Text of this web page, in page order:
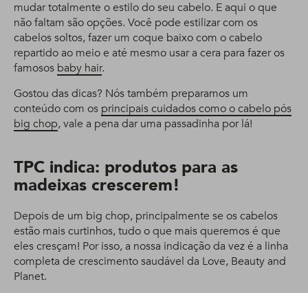
mudar totalmente o estilo do seu cabelo. E aqui o que
não faltam são opções. Você pode estilizar com os
cabelos soltos, fazer um coque baixo com o cabelo
repartido ao meio e até mesmo usar a cera para fazer os
famosos baby hair.
Gostou das dicas? Nós também preparamos um
conteúdo com os principais cuidados como o cabelo pós
big chop, vale a pena dar uma passadinha por lá!
TPC indica: produtos para as
madeixas crescerem!
Depois de um big chop, principalmente se os cabelos
estão mais curtinhos, tudo o que mais queremos é que
eles cresçam! Por isso, a nossa indicação da vez é a linha
completa de crescimento saudável da Love, Beauty and
Planet.